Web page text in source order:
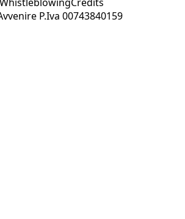
P.Iva 00743840159